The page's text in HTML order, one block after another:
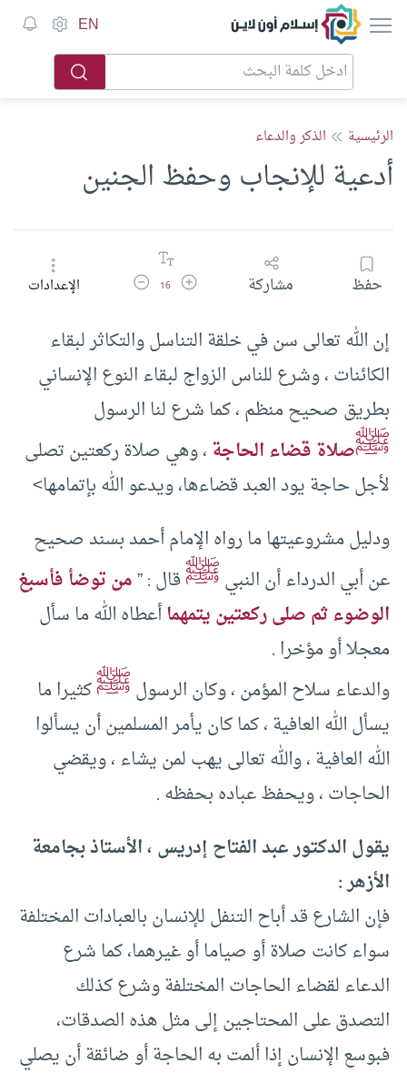
إسلام أون لاين EN
الرئيسية الذكر والدعاء
أدعية للإنجاب وحفظ الجنين
حفظ مشاركة زيادة حجم الخط
16 تقليل حجم الخطالإعدادات
إن الله تعالى سن في خلقة التناسل والتكاثر لبقاء
الكائنات ، وشرع للناس الزواج لبقاء النوع الإنساني
بطريق صحيح منظم ، كما شرع لنا الرسول
ﷺصلاة قضاء الحاجة، وهي صلاة ركعتين تصلى
لأجل حاجة يود العبد قضاءها، ويدعو الله بإتمامها>
ودليل مشروعيتها ما رواه الإمام أحمد بسند صحيح
عن أبي الدرداء أن النبيﷺقال : ”من توضأ فأسبغ
الوضوء ثم صلى ركعتين يتمهماأعطاه الله ما سأل
معجلا أو مؤخرا .
والدعاء سلاح المؤمن ، وكان الرسولﷺكثيرا ما
يسأل الله العافية ، كما كان يأمر المسلمين أن يسألوا
الله العافية ، والله تعالى يهب لمن يشاء ، ويقضي
الحاجات ، ويحفظ عباده بحفظه .
يقول الدكتور عبد الفتاح إدريس ، الأستاذ بجامعة
الأزهر :
فإن الشارع قد أباح التنفل للإنسان بالعبادات المختلفة
سواء كانت صلاة أو صياما أو غيرهما، كما شرع
الدعاء لقضاء الحاجات المختلفة وشرع كذلك
التصدق على المحتاجين إلى مثل هذه الصدقات،
فبوسع الإنسان إذا ألمت به الحاجة أو ضائقة أن يصلي